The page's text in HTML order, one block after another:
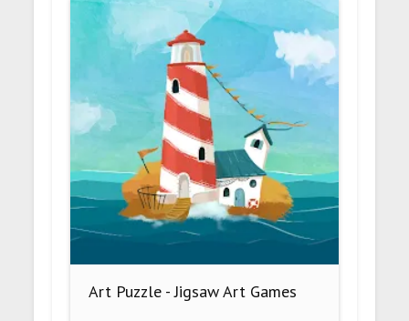
Art Puzzle - Jigsaw Art Games